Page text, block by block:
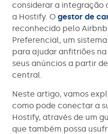
considerar a integração
a Hostify. O gestor de
reconhecido pelo
Preferencial, um
para ajudar anfitriões
seus anúncios a partir
central.
Neste artigo, vamos
como pode conectar a
Hostify, através de um
que também possa